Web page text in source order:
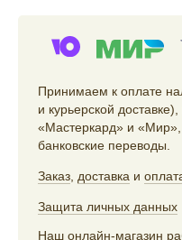
Принимаем к оплате
и курьерской
«Мастеркард» и
банковские переводы.
Заказ доставка и
Защита личных данных
Наш онлайн-магазин